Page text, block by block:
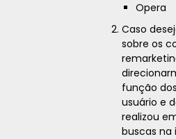
Opera
Caso
sobre os
função
usuário e
realizou
buscas na